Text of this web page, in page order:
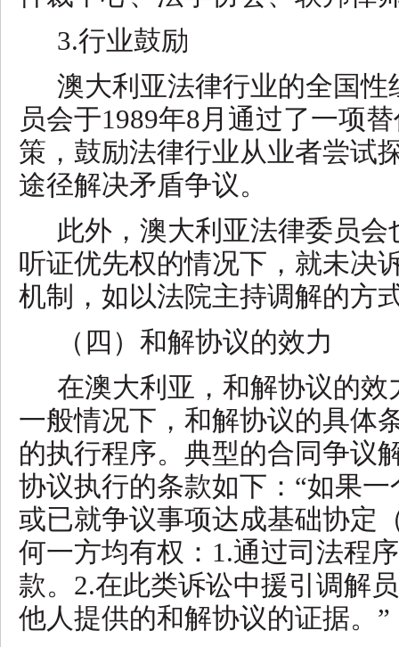
3.行业鼓励
澳大利亚法律行业的全国性
员会于1989年8月通过了一项
策，鼓励法律行业从业者尝试
途径解决矛盾争议。
此外，澳大利亚法律委员
听证优先权的情况下，就未决
机制，如以法院主持调解的方
（四）和解协议的效力
在澳大利亚，和解协议的
一般情况下，和解协议的具体
的执行程序。典型的合同争议
协议执行的条款如下： “如果
或已就争议事项达成基础协定
何一方均有权：1.通过司法程
款。2.在此类诉讼中援引调解
他人提供的和解协议的证据。”